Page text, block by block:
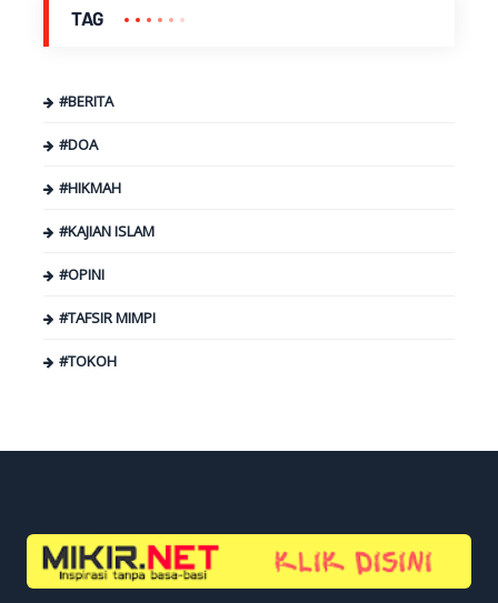
TAG
#BERITA
#DOA
#HIKMAH
#KAJIAN ISLAM
#OPINI
#TAFSIR MIMPI
#TOKOH